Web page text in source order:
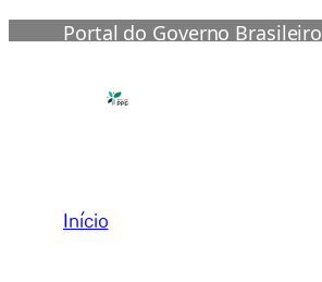
Portal do Governo Brasileiro
Início